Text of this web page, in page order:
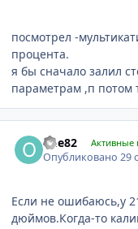
посмотрел -
процента.
я бы сначало залил
параметрам ,п потом
one82 Активные
Опубликовано29
Если не ошибаюсь,у
дюймов.Когда-то